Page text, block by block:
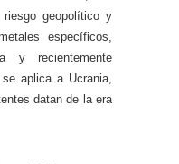
geopolítico y
específicos,
y recientemente
aplica a Ucrania,
datan de la era